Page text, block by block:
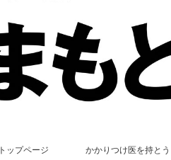
トップページ かかりつけ医を持とう